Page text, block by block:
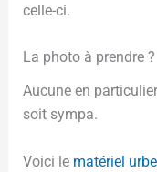
celle-ci.
La photo à prendre ?
Aucune en
soit sympa.
Voici le matériel